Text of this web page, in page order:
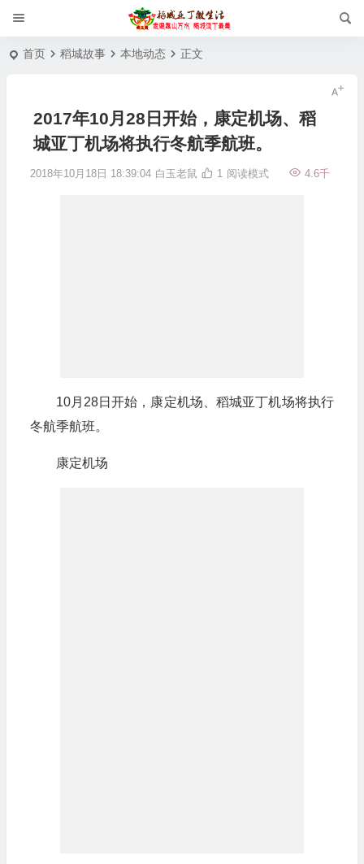
首页 稻城故事 本地动态 正文
2017年10月28日开始，康定机场、稻
城亚丁机场将执行冬航季航班。
2018年10月18日 18:39:04 白玉老鼠 4.6千
1 阅读模式
10月28日开始，康定机场、稻城亚丁机场将执行
冬航季航班。
康定机场